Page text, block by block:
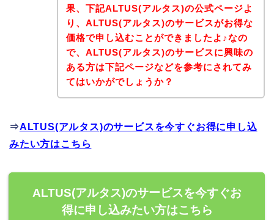
果、下記ALTUS(アルタス)の公式ページよ
り、ALTUS(アルタス)のサービスがお得な
価格で申し込むことができましたよ♪なの
で、ALTUS(アルタス)のサービスに興味の
ある方は下記ページなどを参考にされてみ
てはいかがでしょうか？
⇒ALTUS(アルタス)のサービスを今すぐお得に申し込
みたい方はこちら
ALTUS(アルタス)のサービスを今すぐお
得に申し込みたい方はこちら